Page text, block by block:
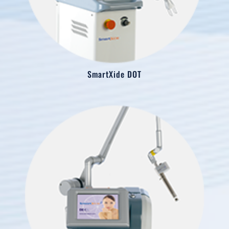
SmartXide DOT